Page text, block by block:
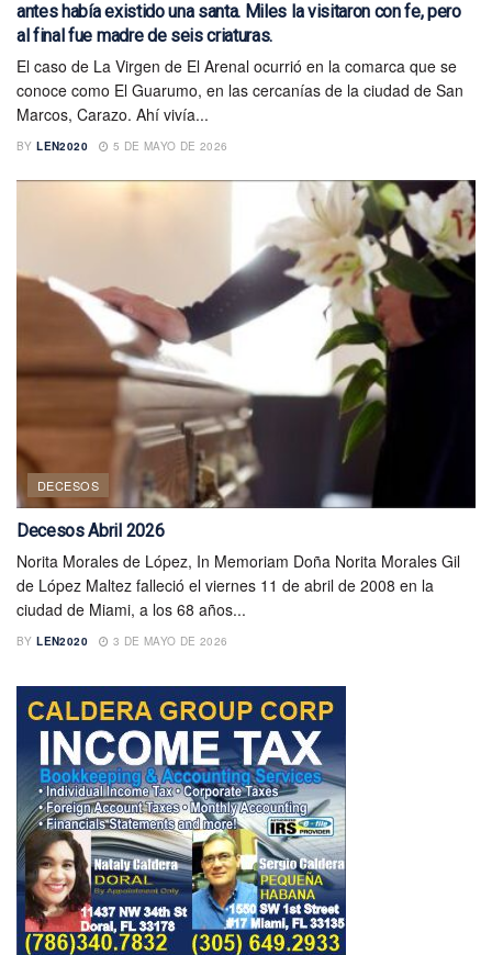
antes había existido una santa. Miles la visitaron con fe, pero
al final fue madre de seis criaturas.
El caso de La Virgen de El Arenal ocurrió en la comarca que se
conoce como El Guarumo, en las cercanías de la ciudad de San
Marcos, Carazo. Ahí vivía...
BY LEN2020 5 DE MAYO DE 2026
DECESOS
Decesos Abril 2026
Norita Morales de López, In Memoriam Doña Norita Morales Gil
de López Maltez falleció el viernes 11 de abril de 2008 en la
ciudad de Miami, a los 68 años...
BY LEN2020 3 DE MAYO DE 2026